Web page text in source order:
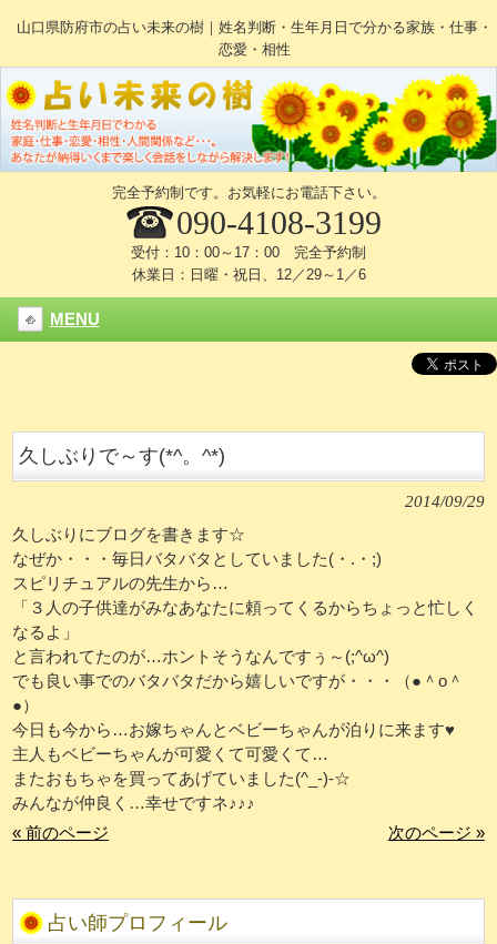
山口県防府市の占い未来の樹｜姓名判断・生年月日で分かる家族・仕事・
恋愛・相性
完全予約制です。お気軽にお電話下さい。
090-4108-3199
受付：10：00～17：00 完全予約制
休業日：日曜・祝日、12／29～1／6
MENU
久しぶりで～す(*^。^*)
2014/09/29
久しぶりにブログを書きます☆
なぜか・・・毎日バタバタとしていました(・.・;)
スピリチュアルの先生から…
「３人の子供達がみなあなたに頼ってくるからちょっと忙しく
なるよ」
と言われてたのが…ホントそうなんですぅ～(;^ω^)
でも良い事でのバタバタだから嬉しいですが・・・（●＾o＾
●）
今日も今から…お嫁ちゃんとベビーちゃんが泊りに来ます♥
主人もベビーちゃんが可愛くて可愛くて…
またおもちゃを買ってあげていました(^_-)-☆
みんなが仲良く…幸せですネ♪♪♪
« 前のページ
次のページ »
占い師プロフィール